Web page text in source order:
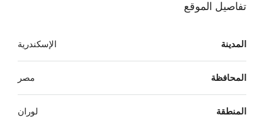
تفاصيل الموقع
المدينة الإسكندرية
المحافظة مصر
المنطقة لوران